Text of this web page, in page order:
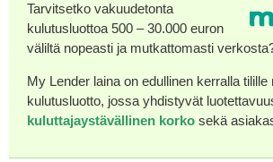
Tarvitsetko vakuudetonta
kulutusluottoa 500 – 30.000 euron
väliltä nopeasti ja mutkattomasti
My Lender laina on edullinen kerralla
kulutusluotto, jossa yhdistyvät
kuluttajaystävällinen korko sekä